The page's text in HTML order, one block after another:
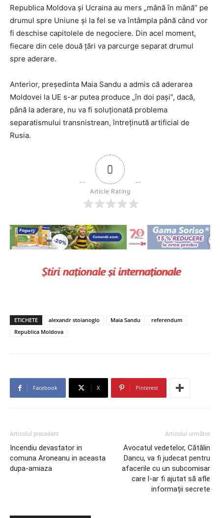
Republica Moldova și Ucraina au mers „mână în mână” pe
drumul spre Uniune și la fel se va întâmpla până când vor
fi deschise capitolele de negociere. Din acel moment,
fiecare din cele două țări va parcurge separat drumul
spre aderare.
Anterior, președinta Maia Sandu a admis că aderarea
Moldovei la UE s-ar putea produce „în doi pași”, dacă,
până la aderare, nu va fi soluționată problema
separatismului transnistrean, întreținută artificial de
Rusia.
0
Article Rating
ETICHETE alexandr stoianoglo Maia Sandu
referendum
Republica Moldova
Facebook X Pinterest
Articolul precedent
Incendiu devastator in
comuna Aroneanu in aceasta
dupa-amiaza
Articolul următor
Avocatul vedetelor, Cătălin
Dancu, va fi judecat pentru
afacerile cu un subcomisar
care l-ar fi ajutat să afle
informații secrete